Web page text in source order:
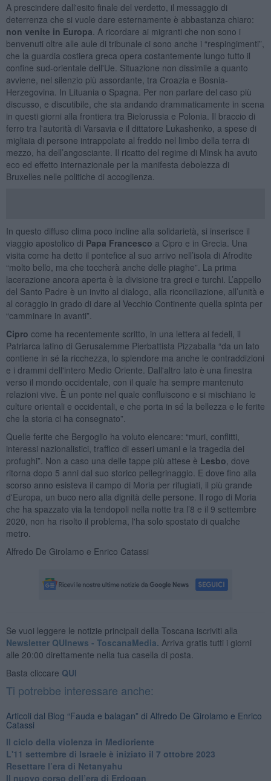
A prescindere dall'esito finale del verdetto, il messaggio di
deterrenza che si vuole dare esternamente è abbastanza chiaro:
non venite in Europa . A ricordare ai migranti che non sono i
benvenuti oltre alle aule di tribunale ci sono anche i “respingimenti”,
che la guardia costiera greca opera costantemente lungo tutto il
confine sud-orientale dell'Ue. Situazione non dissimile a quanto
avviene, nel silenzio più assordante, tra Croazia e Bosnia-
Herzegovina. In Lituania o Spagna. Per non parlare del caso più
discusso, e discutibile, che sta andando drammaticamente in scena
in questi giorni alla frontiera tra Bielorussia e Polonia. Il braccio di
ferro tra l'autorità di Varsavia e il dittatore Lukashenko, a spese di
migliaia di persone intrappolate al freddo nel limbo della terra di
mezzo, ha dell’angosciante. Il ricatto del regime di Minsk ha avuto
eco ed effetto internazionale per la manifesta debolezza di
Bruxelles nelle politiche di accoglienza.
In questo diffuso clima poco incline alla solidarietà, si inserisce il
viaggio apostolico di Papa Francesco a Cipro e in Grecia. Una
visita come ha detto il pontefice al suo arrivo nell’isola di Afrodite
“molto bello, ma che toccherà anche delle piaghe”. La prima
lacerazione ancora aperta è la divisione tra greci e turchi. L’appello
del Santo Padre è un invito al dialogo, alla riconciliazione, all’unità e
al coraggio in grado di dare al Vecchio Continente quella spinta per
“camminare in avanti”.
Cipro come ha recentemente scritto, in una lettera ai fedeli, il
Patriarca latino di Gerusalemme Pierbattista Pizzaballa “da un lato
contiene in sé la ricchezza, lo splendore ma anche le contraddizioni
e i drammi dell'intero Medio Oriente. Dall'altro lato è una finestra
verso il mondo occidentale, con il quale ha sempre mantenuto
relazioni vive. È un ponte nel quale confluiscono e si mischiano le
culture orientali e occidentali, e che porta in sé la bellezza e le ferite
che la storia ci ha consegnato”.
Quelle ferite che Bergoglio ha voluto elencare: “muri, conflitti,
interessi nazionalistici, traffico di esseri umani e la tragedia dei
profughi”. Non a caso una delle tappe più attese è Lesbo , dove
ritorna dopo 5 anni dal suo storico pellegrinaggio. E dove fino alla
scorso anno esisteva il campo di Moria per rifugiati, il più grande
d'Europa, un buco nero alla dignità delle persone. Il rogo di Moria
che ha spazzato via la tendopoli nella notte tra l’8 e il 9 settembre
2020, non ha risolto il problema, l'ha solo spostato di qualche
metro.
Alfredo De Girolamo e Enrico Catassi
Se vuoi leggere le notizie principali della Toscana iscriviti alla
Newsletter QUInews - ToscanaMedia. Arriva gratis tutti i giorni
alle 20:00 direttamente nella tua casella di posta.
Basta cliccare QUI
Ti potrebbe interessare anche:
Articoli dal Blog “Fauda e balagan” di Alfredo De Girolamo e Enrico
Catassi
Il ciclo della violenza in Medioriente
L'11 settembre di Israele è iniziato il 7 ottobre 2023
Resettare l’era di Netanyahu
​Il nuovo corso dell’era di Erdogan